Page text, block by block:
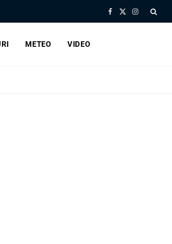
Facebook
X
Instagram
METEO VIDEO